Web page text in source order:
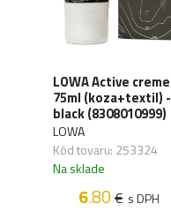
LOWA Active creme
75ml (koza+textil) -
black (8308010999)
LOWA
Kód tovaru: 253324
Na sklade
6.80€ s DPH